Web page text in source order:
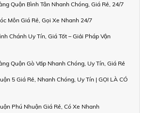
Quận Bình Tân Nhanh Chóng, Giá Rẻ, 24/7
Môn Giá Rẻ, Gọi Xe Nhanh 24/7
Chánh Uy Tín, Giá Tốt – Giải Pháp Vận
Quận Gò Vấp Nhanh Chóng, Uy Tín, Giá Rẻ
5 Giá Rẻ, Nhanh Chóng, Uy Tín | GỌI LÀ CÓ
Phú Nhuận Giá Rẻ, Có Xe Nhanh